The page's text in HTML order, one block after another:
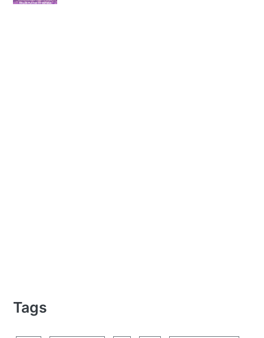
Tags